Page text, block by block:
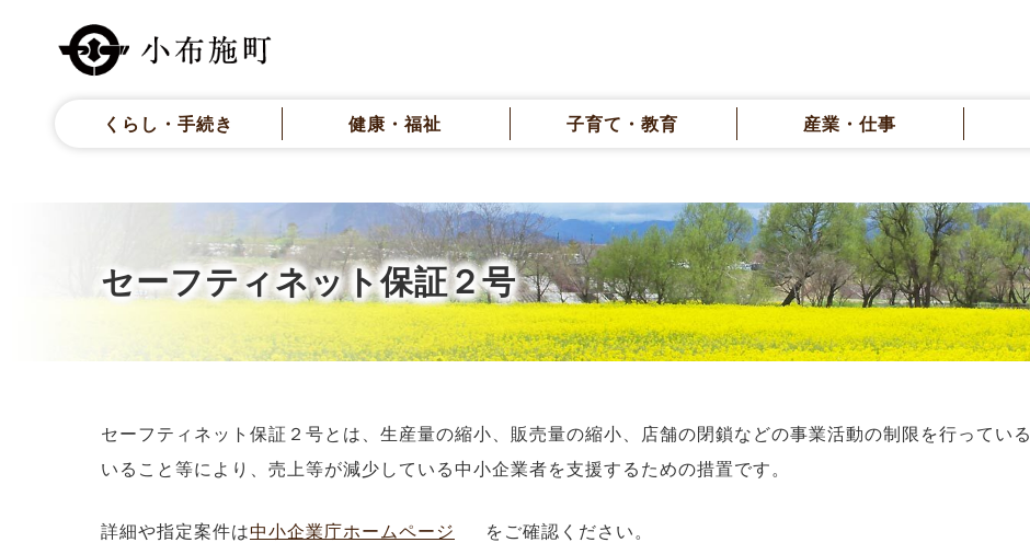
くらし・手続き 健康・福祉 子育て・教育 産業・仕事
セーフティネット保証２号
セーフティネット保証２号とは、生産量の縮小、販売量の縮小、店舗の閉鎖などの事業活動の制限を行ってい
いること等により、売上等が減少している中小企業者を支援するための措置です。
詳細や指定案件は中小企業庁ホームページ をご確認ください。